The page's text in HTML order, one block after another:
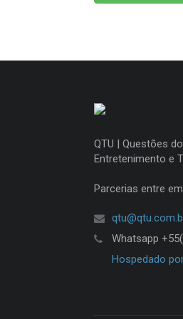
QTU | Questões
Entretenimento e
Parcerias entre
Whatsapp
Hospedado